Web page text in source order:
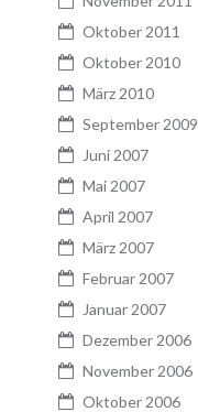
Oktober 2011
Oktober 2010
März 2010
September 2009
Juni 2007
Mai 2007
April 2007
März 2007
Februar 2007
Januar 2007
Dezember 2006
November 2006
Oktober 2006